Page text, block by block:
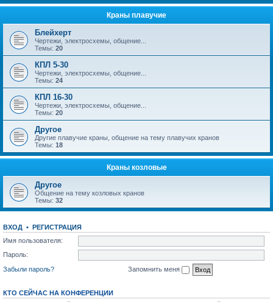
Краны плавучие
Блейхерт
Чертежи, электросхемы, общение...
Темы: 20
КПЛ 5-30
Чертежи, электросхемы, общение...
Темы: 24
КПЛ 16-30
Чертежи, электросхемы, общение...
Темы: 20
Другое
Другие плавучие краны, общение на тему плавучих кранов
Темы: 18
Краны козловые
Другое
Общение на тему козловых кранов
Темы: 32
ВХОД • РЕГИСТРАЦИЯ
Имя пользователя:
Пароль:
Забыли пароль?
Запомнить меня
КТО СЕЙЧАС НА КОНФЕРЕНЦИИ